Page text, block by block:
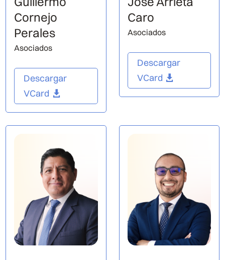
Cornejo
Perales
Asociados
Descargar
VCard
Caro
Asociados
Descargar
VCard